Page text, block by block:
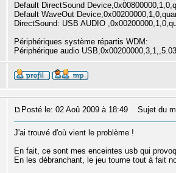
Default DirectSound
Default WaveOut
DirectSound: USB AUDIO
Périphériques système répartis WDM:
Périphérique audio
Posté le: 02 Aoû 2009 à 18:49 Sujet du
J'ai trouvé d'où vient le problème !
En fait, ce sont mes enceintes usb qui
En les débranchant, le jeu tourne tout à fait